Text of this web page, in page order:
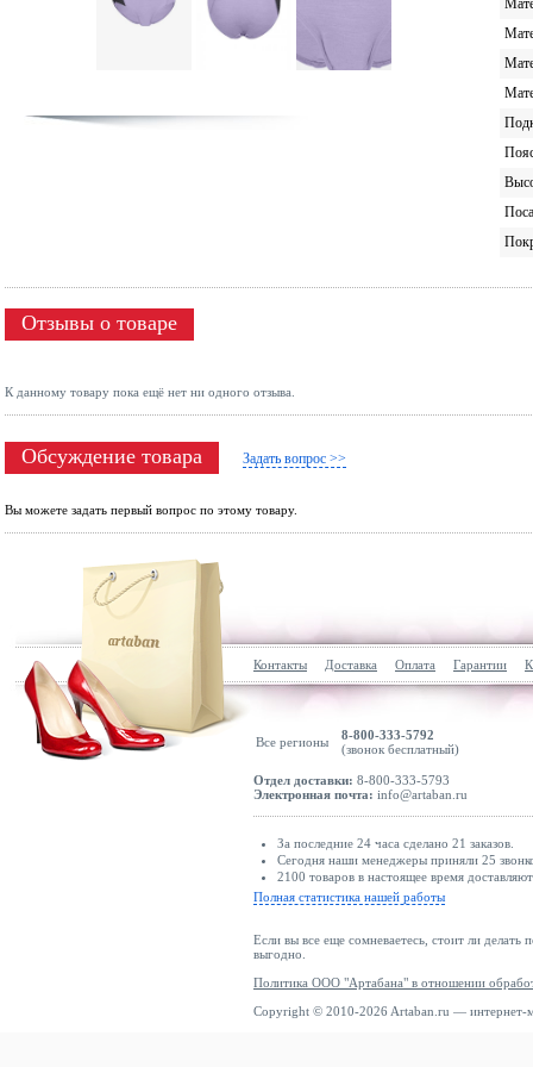
Отзывы о товаре
К данному товару пока ещё нет ни одного отзыва.
Обсуждение товара Задать вопрос >>
Вы можете задать первый вопрос по этому товару.
Контакты Доставка Оплата Гарантии
Все регионы
8-800-333-5792
(звонок бесплатный)
Отдел доставки: 8-800-333-5793
Электронная почта: info@artaban.ru
За последние 24 часа сделано 21 заказов.
Сегодня наши менеджеры приняли 25
2100 товаров в настоящее время
Полная статистика нашей работы
Если вы все еще сомневаетесь, стоит ли делать
выгодно.
Политика ООО "Артабана" в отношении
Copyright © 2010-2026 Artaban.ru — интернет-